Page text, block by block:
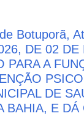
Botuporã,
DE 02
PARA A
DE
BAHIA, E